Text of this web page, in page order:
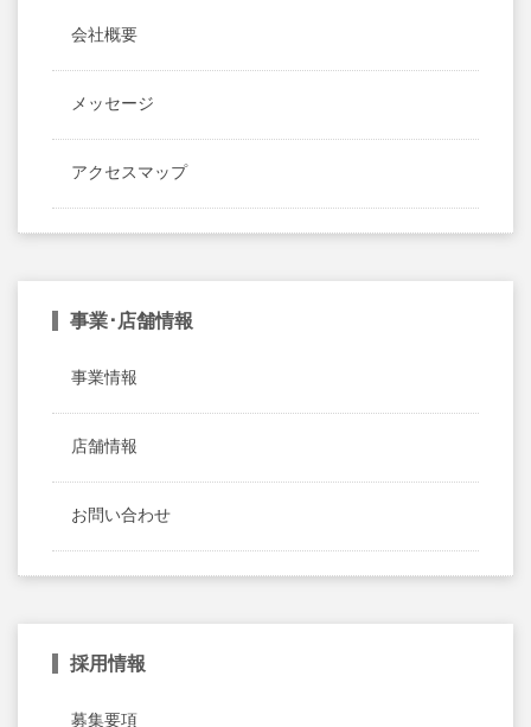
会社概要
メッセージ
アクセスマップ
事業･店舗情報
事業情報
店舗情報
お問い合わせ
採用情報
募集要項